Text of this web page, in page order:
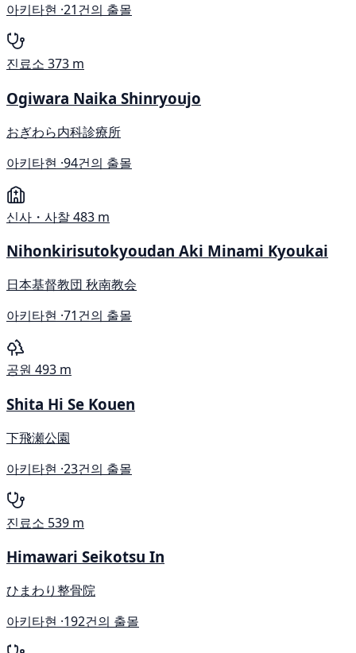
아키타현 ·21건의 출몰
진료소 373 m
Ogiwara Naika Shinryoujo
おぎわら内科診療所
아키타현 ·94건의 출몰
신사・사찰483 m
Nihonkirisutokyoudan Aki Minami Kyoukai
日本基督教団 秋南教会
아키타현 ·71건의 출몰
공원 493 m
Shita Hi Se Kouen
下飛瀬公園
아키타현 ·23건의 출몰
진료소 539 m
Himawari Seikotsu In
ひまわり整骨院
아키타현 ·192건의 출몰